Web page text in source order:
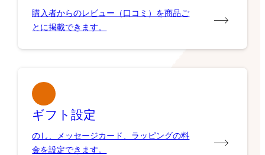
購入者からのレビュー（口コミ）を商品ご
とに掲載できます。
ギフト設定
のし、メッセージカード、ラッピングの料
金を設定できます。